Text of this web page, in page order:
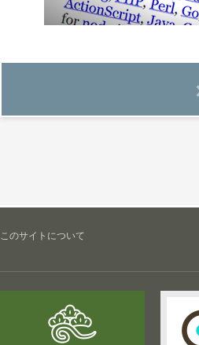
このサイトについて